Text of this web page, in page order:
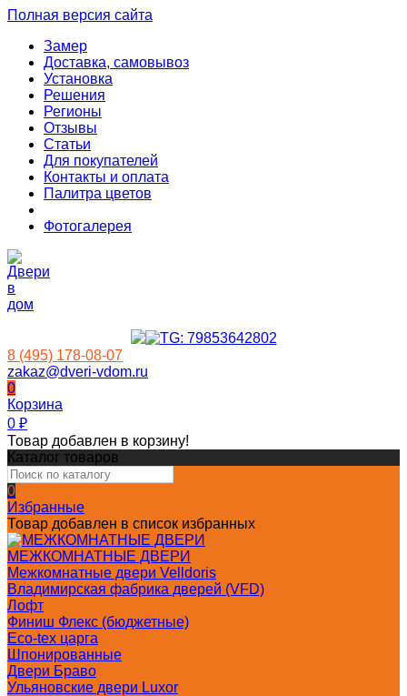
Полная версия сайта
Замер
Доставка, самовывоз
Установка
Решения
Регионы
Отзывы
Статьи
Для покупателей
Контакты и оплата
Палитра цветов
Фотогалерея
8 (495) 178-08-07
zakaz@dveri-vdom.ru
0
Корзина
0 ₽
Товар добавлен в корзину!
Каталог товаров
0
Избранные
Товар добавлен в список избранных
МЕЖКОМНАТНЫЕ ДВЕРИ
Межкомнатные двери Velldoris
Владимирская фабрика дверей (VFD)
Лофт
Финиш Флекс (бюджетные)
Eco-tex царга
Шпонированные
Двери Браво
Ульяновские двери Luxor